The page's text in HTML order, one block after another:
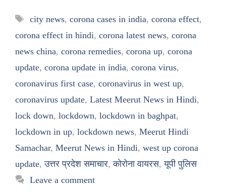
Tags
city news, corona cases in india, corona effect,
corona effect in hindi, corona latest news, corona
news china, corona remedies, corona up, corona
update, corona update in india, corona virus,
coronavirus first case, coronavirus in west up,
coronavirus update, Latest Meerut News in Hindi,
lock down, lockdown, lockdown in baghpat,
lockdown in up, lockdown news, Meerut Hindi
Samachar, Meerut News in Hindi, west up corona
update,उत्तर प्रदेश समाचार,कोरोना वायरस,यूपी पुलिस
Leave a comment